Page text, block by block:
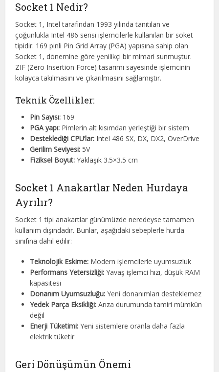
Socket 1 Nedir?
Socket 1, Intel tarafından 1993 yılında tanıtılan ve
çoğunlukla Intel 486 serisi işlemcilerle kullanılan bir soket
tipidir. 169 pinli Pin Grid Array (PGA) yapısına sahip olan
Socket 1, dönemine göre yenilikçi bir mimari sunmuştur.
ZIF (Zero Insertion Force) tasarımı sayesinde işlemcinin
kolayca takılmasını ve çıkarılmasını sağlamıştır.
Teknik Özellikler:
Pin Sayısı: 169
PGA yapı: Pimlerin alt kısımdan yerleştiği bir sistem
Desteklediği CPU’lar: Intel 486 SX, DX, DX2, OverDrive
Gerilim Seviyesi: 5V
Fiziksel Boyut: Yaklaşık 3.5×3.5 cm
Socket 1 Anakartlar Neden Hurdaya
Ayrılır?
Socket 1 tipi anakartlar günümüzde neredeyse tamamen
kullanım dışındadır. Bunlar, aşağıdaki sebeplerle hurda
sınıfına dahil edilir:
Teknolojik Eskime: Modern işlemcilerle uyumsuzluk
Performans Yetersizliği: Yavaş işlemci hızı, düşük RAM
kapasitesi
Donanım Uyumsuzluğu: Yeni donanımları desteklemez
Yedek Parça Eksikliği: Arıza durumunda tamiri mümkün
değil
Enerji Tüketimi: Yeni sistemlere oranla daha fazla
elektrik tüketir
Geri Dönüşümün Önemi